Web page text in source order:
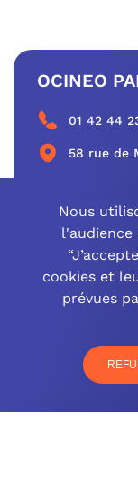
OCINEO
01 42 44
58 rue de
OCINEO
77 rue
Nous
cookies et
prévues